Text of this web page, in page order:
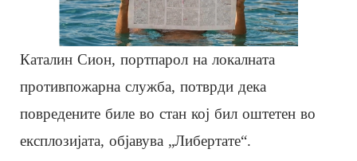
Каталин Сион, портпарол на локалната
противпожарна служба, потврди дека
повредените биле во стан кој бил оштетен во
експлозијата, објавува „Либертате“.